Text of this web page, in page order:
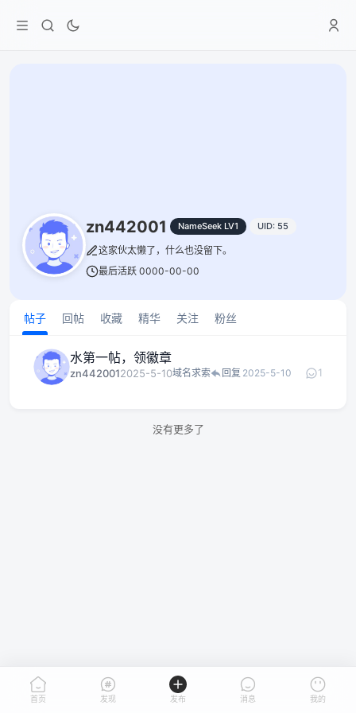
zn442001 NameSeek LV1 UID: 55
这家伙太懒了，什么也没留下。
最后活跃 0000-00-00
帖子 回帖 收藏 精华 关注 粉丝
水第一帖，领徽章
zn4420012025-5-10域名求索 回复 2025-5-10 1
没有更多了
首页 发现 发布 消息 我的